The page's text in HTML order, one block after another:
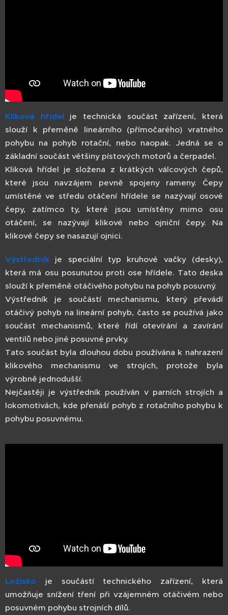
Kliková hřídelje technická součást zařízení, která
slouží k přeměně lineárního (přímočarého) vratného
pohybu na pohyb rotační, nebo naopak. Jedná se o
základní součást většiny pístových motorů a čerpadel.
Kliková hřídel je složena z krátkých válcových čepů,
které jsou navzájem pevně spojeny rameny. Čepy
umístěné ve středu otáčení hřídele se nazývají osové
čepy, zatímco ty, které jsou umístěny mimo osu
otáčení, se nazývají klikové nebo ojniční čepy. Na
klikové čepy se nasazují ojnici.
Výstředník je speciální typ kruhové vačky (desky),
která má osu posunutou proti ose hřídele. Tato deska
slouží k přeměně otáčivého pohybu na pohyb posuvný.
Výstředník je součástí mechanismu, který převádí
otáčivý pohyb na lineární pohyb, často se používá jako
součást mechanismů, které řídí otevírání a zavírání
ventilů nebo jiné posuvné prvky.
Tato součást byla dlouhou dobu používána k nahrazení
klikového mechanismu ve strojích, protože byla
výrobně jednodušší.
Nejčastěji je výstředník používán v parních strojích a
lokomotivách, kde přenáší pohyb z rotačního pohybu k
pohybu posuvnému.
Ložisko je součástí technického zařízení, která
umožňuje snížení tření při vzájemném otáčivém nebo
posuvném pohybu strojních dílů.